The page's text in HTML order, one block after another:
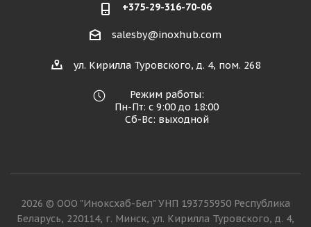
+375-29-316-70-06
salesby@inoxhub.com
ул. Кирилла Туровского, д. 4, пом. 268
Режим работы:
Пн-Пт: с 9:00 до 18:00
Сб-Вс: выходной
2026 © ООО "Иноксхаб-Бел" УНП 193755950 Республика
Беларусь, 220114, г. Минск, ул. Кирилла Туровского, д. 4,